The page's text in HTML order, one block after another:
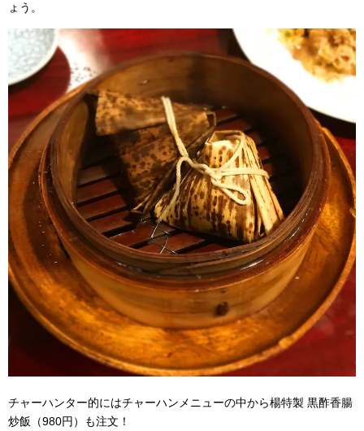
ょう。
チャーハンター的にはチャーハンメニューの中から楊特製 黒酢香腸
炒飯（980円）も注文！